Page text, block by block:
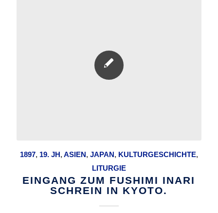
1897, 19. JH,ASIEN, JAPAN, KULTURGESCHICHTE,
LITURGIE
EINGANG ZUM FUSHIMI INARI
SCHREIN IN KYOTO.